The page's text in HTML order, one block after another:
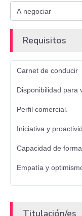
Requisitos
Carnet de conducir
Disponibilidad para
Perfil comercial.
Iniciativa y
Capacidad de
Empatía y
Titulación/es